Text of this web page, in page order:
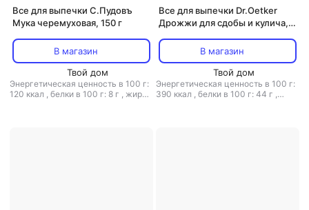
Все для выпечки С.Пудовъ
Мука черемуховая, 150 г
В магазин
Твой дом
Энергетическая ценность в 100 г:
120 ккал , белки в 100 г: 8 г , жиры
Все для выпечки Dr.Oetker
Дрожжи для сдобы и кулича, 8
В магазин
Твой дом
Энергетическая ценность в 100 г:
390 ккал , белки в 100 г: 44 г ,